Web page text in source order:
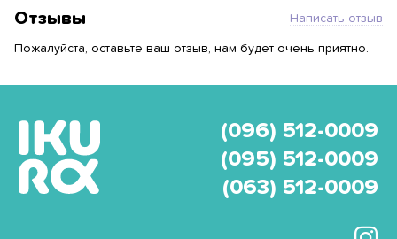
Отзывы Написать отзыв
Пожалуйста, оставьте ваш отзыв, нам будет очень приятно.
(096) 512-0009
(095) 512-0009
(063) 512-0009